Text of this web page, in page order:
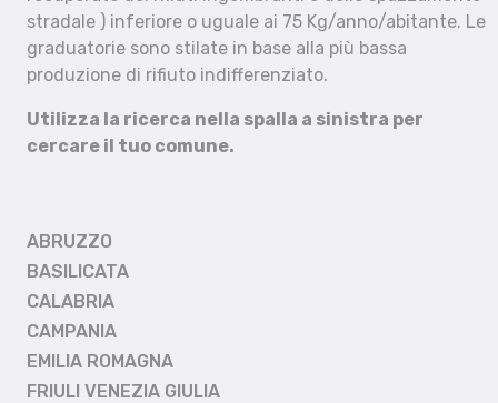
stradale ) inferiore o uguale ai 75 Kg/anno/abitante. Le
graduatorie sono stilate in base alla più bassa
produzione di rifiuto indifferenziato.
Utilizza la ricerca nella spalla a sinistra per
cercare il tuo comune.
ABRUZZO
BASILICATA
CALABRIA
CAMPANIA
EMILIA ROMAGNA
FRIULI VENEZIA GIULIA